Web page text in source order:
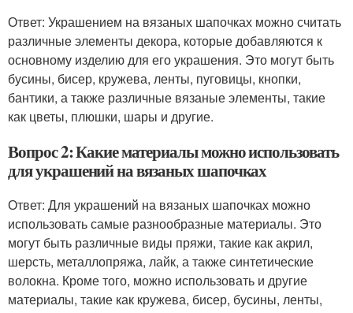
Ответ: Украшением на вязаных шапочках можно считать
различные элементы декора, которые добавляются к
основному изделию для его украшения. Это могут быть
бусины, бисер, кружева, ленты, пуговицы, кнопки,
бантики, а также различные вязаные элементы, такие
как цветы, плюшки, шары и другие.
Вопрос 2: Какие материалы можно использовать
для украшений на вязаных шапочках
Ответ: Для украшений на вязаных шапочках можно
использовать самые разнообразные материалы. Это
могут быть различные виды пряжи, такие как акрил,
шерсть, металлопряжа, лайк, а также синтетические
волокна. Кроме того, можно использовать и другие
материалы, такие как кружева, бисер, бусины, ленты,